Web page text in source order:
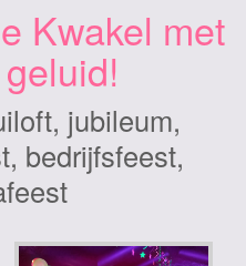
Kwakel met
jubileum,
bedrijfsfeest,